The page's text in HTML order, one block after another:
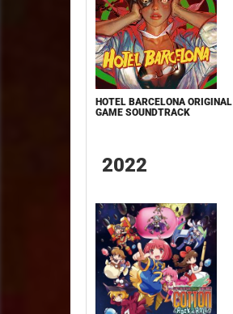
HOTEL BARCELONA ORIGINAL
GAME SOUNDTRACK
2022